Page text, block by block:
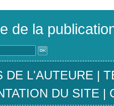
de la
DE L'AUTEURE |
DU SITE |